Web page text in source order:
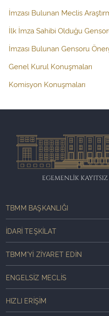
İmzası Bulunan Meclis
İlk İmza Sahibi Olduğu
İmzası Bulunan Gensoru
Genel Kurul Konuşmaları
Komisyon Konuşmaları
EGEMENLİK
TBMM BAŞKANLIĞI
İDARI TEŞKILAT
TBMM'YI ZIYARET EDIN
ENGELSIZ MECLIS
HIZLI ERIŞIM